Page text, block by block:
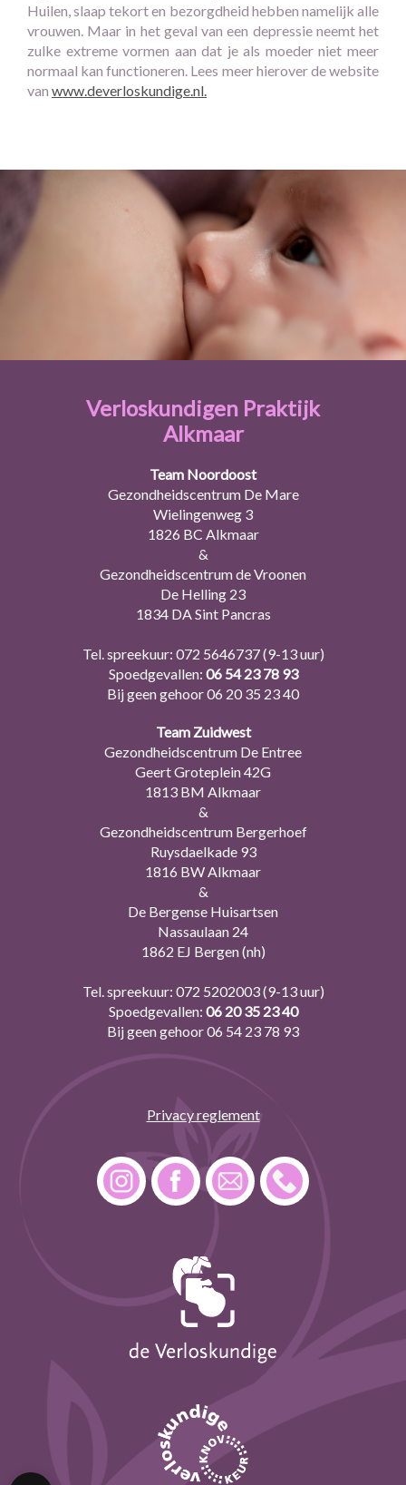
Huilen, slaap tekort en bezorgdheid hebben namelijk alle
vrouwen. Maar in het geval van een depressie neemt het
zulke extreme vormen aan dat je als moeder niet meer
normaal kan functioneren. Lees meer hierover de website
van www.deverloskundige.nl.
Verloskundigen Praktijk
Alkmaar
Team Noordoost
Gezondheidscentrum De Mare
Wielingenweg 3
1826 BC Alkmaar
&
Gezondheidscentrum de Vroonen
De Helling 23
1834 DA Sint Pancras
Tel. spreekuur: 072 5646737(9-13 uur)
Spoedgevallen: 06 54 23 78 93
Bij geen gehoor06 20 35 23 40
Team Zuidwest
Gezondheidscentrum De Entree
Geert Groteplein 42G
1813 BM Alkmaar
&
Gezondheidscentrum Bergerhoef
Ruysdaelkade 93
1816 BW Alkmaar
&
De Bergense Huisartsen
Nassaulaan 24
1862 EJ Bergen (nh)
Tel. spreekuur: 072 5202003(9-13 uur)
Spoedgevallen: 06 20 35 23 40
Bij geen gehoor06 54 23 78 93
Privacy reglement